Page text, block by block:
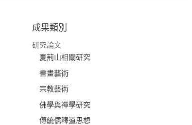
成果類別
研究論文
夏荊山相關研究
書畫藝術
宗教藝術
佛學與禪學研究
傳統儒釋道思想